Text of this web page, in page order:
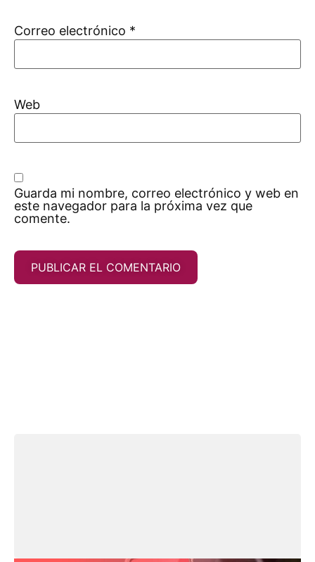
Correo electrónico *
Web
Guarda mi nombre, correo electrónico y web en
este navegador para la próxima vez que
comente.